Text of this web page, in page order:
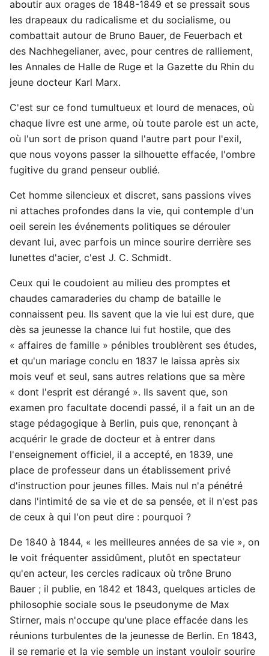
aboutir aux orages de 1848-1849 et se pressait sous
les drapeaux du radicalisme et du socialisme, ou
combattait autour de Bruno Bauer, de Feuerbach et
des Nachhegelianer, avec, pour centres de ralliement,
les Annales de Halle de Ruge et la Gazette du Rhin du
jeune docteur Karl Marx.
C'est sur ce fond tumultueux et lourd de menaces, où
chaque livre est une arme, où toute parole est un acte,
où l'un sort de prison quand l'autre part pour l'exil,
que nous voyons passer la silhouette effacée, l'ombre
fugitive du grand penseur oublié.
Cet homme silencieux et discret, sans passions vives
ni attaches profondes dans la vie, qui contemple d'un
oeil serein les événements politiques se dérouler
devant lui, avec parfois un mince sourire derrière ses
lunettes d'acier, c'est J. C. Schmidt.
Ceux qui le coudoient au milieu des promptes et
chaudes camaraderies du champ de bataille le
connaissent peu. Ils savent que la vie lui est dure, que
dès sa jeunesse la chance lui fut hostile, que des
« affaires de famille » pénibles troublèrent ses études,
et qu'un mariage conclu en 1837 le laissa après six
mois veuf et seul, sans autres relations que sa mère
« dont l'esprit est dérangé ». Ils savent que, son
examen pro facultate docendi passé, il a fait un an de
stage pédagogique à Berlin, puis que, renonçant à
acquérir le grade de docteur et à entrer dans
l'enseignement officiel, il a accepté, en 1839, une
place de professeur dans un établissement privé
d'instruction pour jeunes filles. Mais nul n'a pénétré
dans l'intimité de sa vie et de sa pensée, et il n'est pas
de ceux à qui l'on peut dire : pourquoi ?
De 1840 à 1844, « les meilleures années de sa vie », on
le voit fréquenter assidûment, plutôt en spectateur
qu'en acteur, les cercles radicaux où trône Bruno
Bauer ; il publie, en 1842 et 1843, quelques articles de
philosophie sociale sous le pseudonyme de Max
Stirner, mais n'occupe qu'une place effacée dans les
réunions turbulentes de la jeunesse de Berlin. En 1843,
il se remarie et la vie semble un instant vouloir sourire